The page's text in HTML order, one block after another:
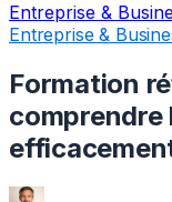
Entreprise &
Entreprise &
Formation
comprendre